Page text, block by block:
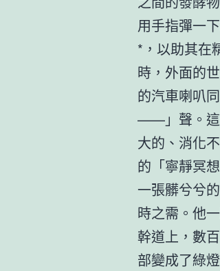
用手指彈一
*，以助其在
時，外面的
的汽車喇叭
——」聲。這
大的、消化
的「寧靜冥
一張髒兮兮
時之需。他
幹道上，數
部變成了綠